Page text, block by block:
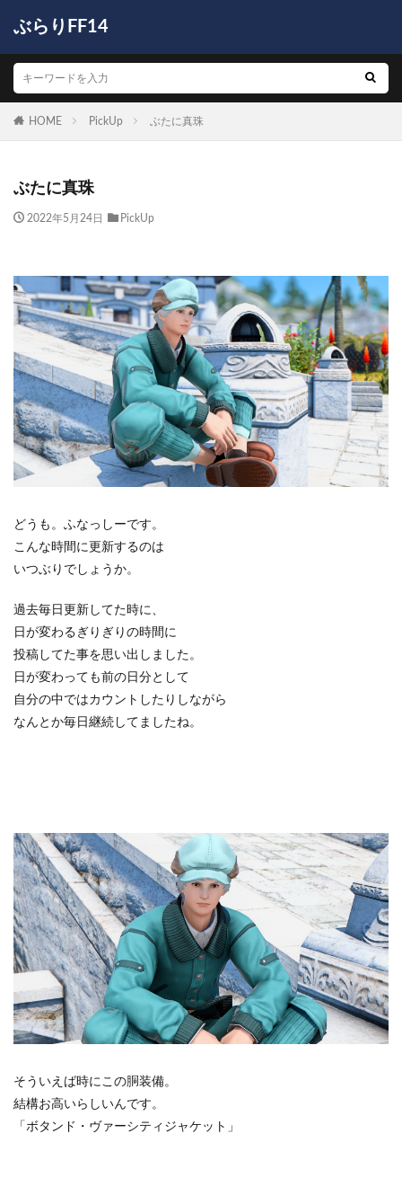
ぶらりFF14
HOME PickUp ぶたに真珠
ぶたに真珠
2022年5月24日 PickUp
どうも。ふなっしーです。
こんな時間に更新するのは
いつぶりでしょうか。
過去毎日更新してた時に、
日が変わるぎりぎりの時間に
投稿してた事を思い出しました。
日が変わっても前の日分として
自分の中ではカウントしたりしながら
なんとか毎日継続してましたね。
そういえば時にこの胴装備。
結構お高いらしいんです。
「ボタンド・ヴァーシティジャケット」